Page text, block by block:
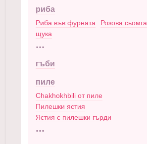
риба
Риба във фурната
Розова сьомга
щука
...
гъби
пиле
Chakhokhbili от пиле
Пилешки ястия
Ястия с пилешки гърди
...